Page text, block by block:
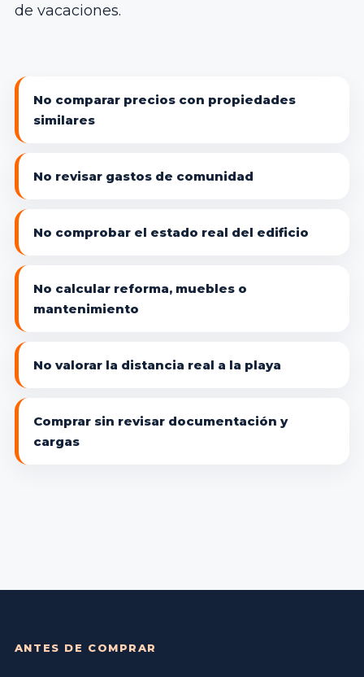
de vacaciones.
No comparar precios con propiedades
similares
No revisar gastos de comunidad
No comprobar el estado real del edificio
No calcular reforma, muebles o
mantenimiento
No valorar la distancia real a la playa
Comprar sin revisar documentación y
cargas
ANTES DE COMPRAR